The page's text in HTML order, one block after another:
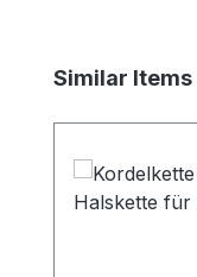
Produktgalerie
Similar Items